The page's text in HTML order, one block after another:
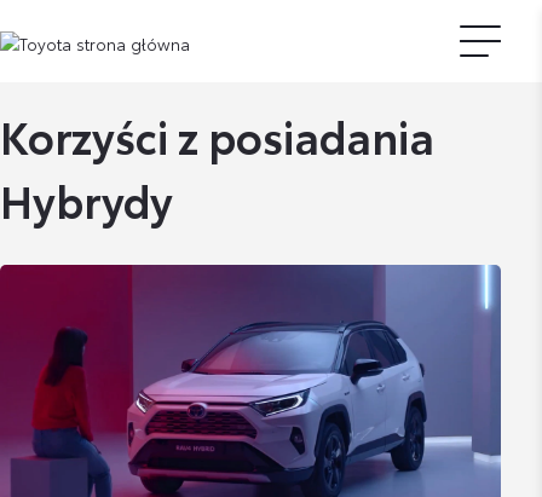
Korzyści z posiadania
Hybrydy